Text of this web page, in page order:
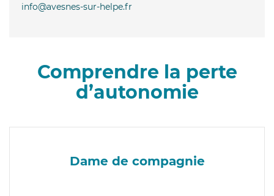
info@avesnes-sur-helpe.fr
Comprendre la perte
d’autonomie
Dame de compagnie